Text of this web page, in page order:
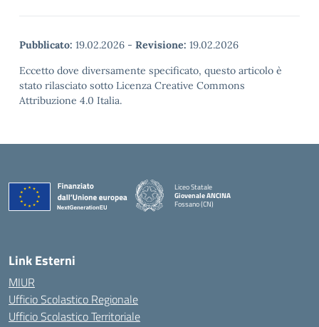
Pubblicato: 19.02.2026 - Revisione: 19.02.2026
Eccetto dove diversamente specificato, questo articolo è
stato rilasciato sotto Licenza Creative Commons
Attribuzione 4.0 Italia.
Liceo Statale
Giovenale ANCINA
Fossano (CN)
Link Esterni
MIUR
Ufficio Scolastico Regionale
Ufficio Scolastico Territoriale